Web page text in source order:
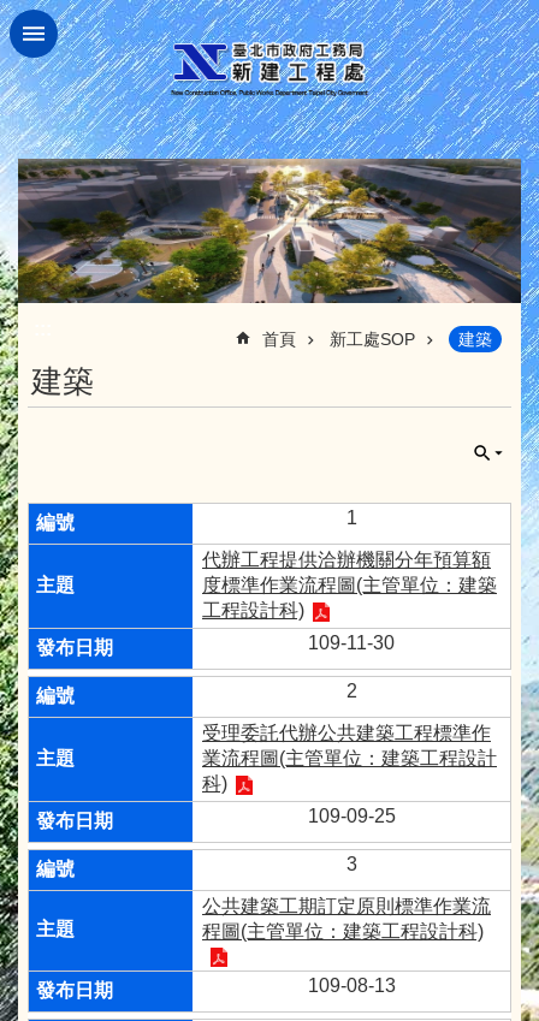
跳到主要內容區塊
首頁 新工處SOP 建築
建築
1
代辦工程提供洽辦機關分年預算額
度標準作業流程圖(主管單位：建築
工程設計科)
109-11-30
2
受理委託代辦公共建築工程標準作
業流程圖(主管單位：建築工程設計
科)
109-09-25
3
公共建築工期訂定原則標準作業流
程圖(主管單位：建築工程設計科)
109-08-13